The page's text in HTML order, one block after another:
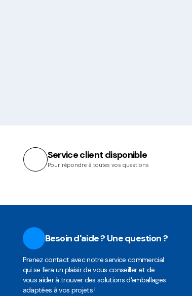
Service client disponible
Pour répondre à toutes vos questions
Besoin d'aide ? Une question ?
Prenez contact avec notre service commercial
qui se fera un plaisir de vous conseiller et de
vous aider à trouver des solutions d'emballages
adaptées à vos projets !